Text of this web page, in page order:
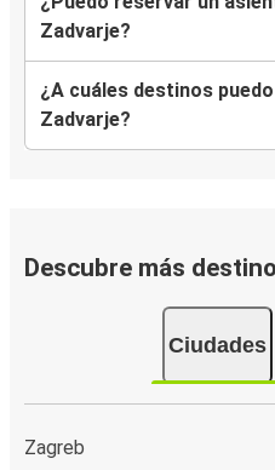
Zadvarje?
¿A cuáles destinos
Zadvarje?
Descubre más
Ciudades
Zagreb